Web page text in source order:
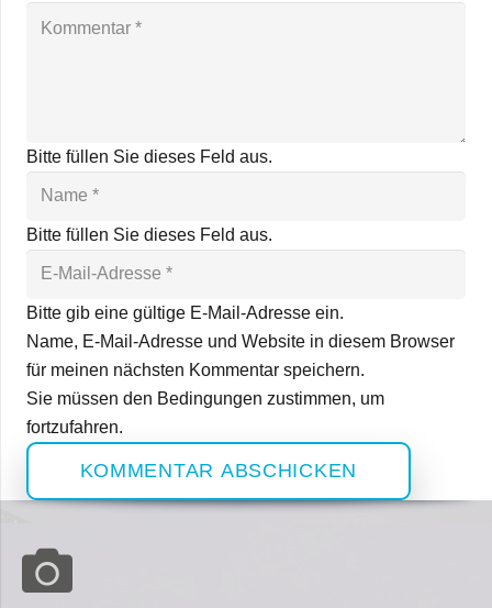
Bitte füllen Sie dieses Feld aus.
Bitte füllen Sie dieses Feld aus.
Bitte gib eine gültige E-Mail-Adresse ein.
Name, E-Mail-Adresse und Website in diesem Browser
für meinen nächsten Kommentar speichern.
Sie müssen den Bedingungen zustimmen, um
fortzufahren.
KOMMENTAR ABSCHICKEN